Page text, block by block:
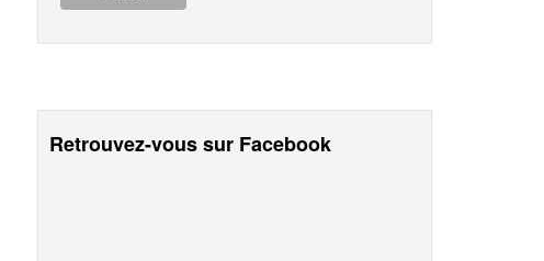
Retrouvez-vous sur Facebook